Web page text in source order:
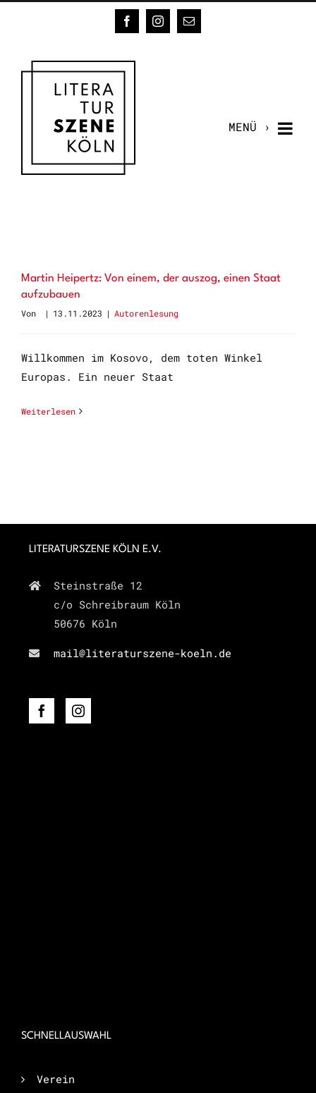
FacebookInstagram
E-
Mail
Martin Heipertz: Von einem, der auszog, einen Staat
aufzubauen
Von
| 13.11.2023 | Autorenlesung
Willkommen im Kosovo, dem toten Winkel
Europas. Ein neuer Staat
Weiterlesen
LITERATURSZENE KÖLN E.V.
Steinstraße 12
c/o Schreibraum Köln
50676 Köln
mail@literaturszene-koeln.de
SCHNELLAUSWAHL
Verein